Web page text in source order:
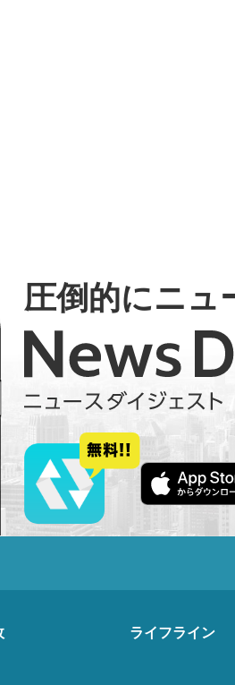
圧倒的にニュ
ライフライン